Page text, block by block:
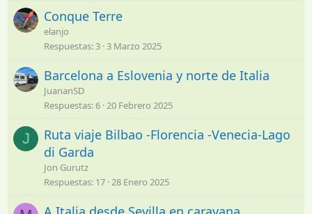
Conque Terre
elanjo
Respuestas 3 3 Marzo 2025
Barcelona a Eslovenia y norte de Italia
JuananSD
Respuestas 6 20 Febrero 2025
J
Ruta viaje Bilbao -Florencia -Venecia-Lago
di Garda
Jon Gurutz
Respuestas 17 28 Enero 2025